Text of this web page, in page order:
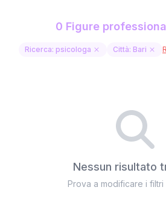
0 Figure
Ricerca: psicologa Città: Bari
Nessun risultato
Prova a modificare i